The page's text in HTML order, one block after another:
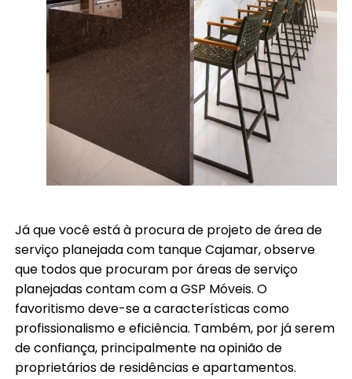
Já que você está à procura de projeto de área de
serviço planejada com tanque Cajamar, observe
que todos que procuram por áreas de serviço
planejadas contam com a GSP Móveis. O
favoritismo deve-se a características como
profissionalismo e eficiência. Também, por já serem
de confiança, principalmente na opinião de
proprietários de residências e apartamentos.